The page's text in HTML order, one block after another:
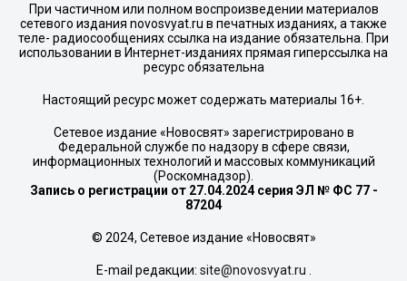
При частичном или полном воспроизведении материалов
сетевого издания novosvyat.ru в печатных изданиях, а также
теле- радиосообщениях ссылка на издание обязательна. При
использовании в Интернет-изданиях прямая гиперссылка на
ресурс обязательна
Настоящий ресурс может содержать материалы 16+.
Сетевое издание «Новосвят» зарегистрировано в
Федеральной службе по надзору в сфере связи,
информационных технологий и массовых коммуникаций
(Роскомнадзор).
Запись о регистрации от 27.04.2024 серия ЭЛ № ФС 77 -
87204
© 2024, Сетевое издание «Новосвят»
E-mail редакции: site@novosvyat.ru